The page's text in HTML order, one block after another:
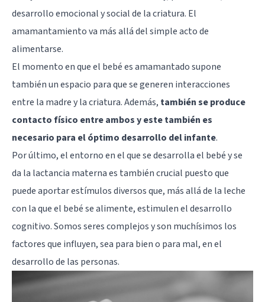
desarrollo emocional y social de la criatura. El
amamantamiento va más allá del simple acto de
alimentarse.
El momento en que el bebé es amamantado supone
también un espacio para que se generen interacciones
entre la madre y la criatura. Además, también se produce
contacto físico entre ambos y este también es
necesario para el óptimo desarrollo del infante.
Por último, el entorno en el que se desarrolla el bebé y se
da la lactancia materna es también crucial puesto que
puede aportar estímulos diversos que, más allá de la leche
con la que el bebé se alimente, estimulen el desarrollo
cognitivo. Somos seres complejos y son muchísimos los
factores que influyen, sea para bien o para mal, en el
desarrollo de las personas.